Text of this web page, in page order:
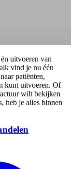
uitvoeren van
vind je nu één
patiënten,
kunt uitvoeren. Of
wilt bekijken
heb je alles binnen